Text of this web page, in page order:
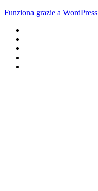
Funziona grazie a WordPress